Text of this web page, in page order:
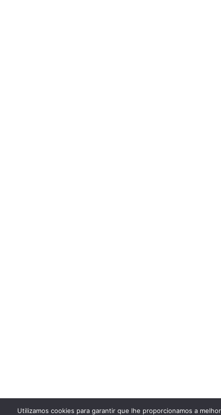
Utilizamos cookies para garantir que lhe proporcionamos a